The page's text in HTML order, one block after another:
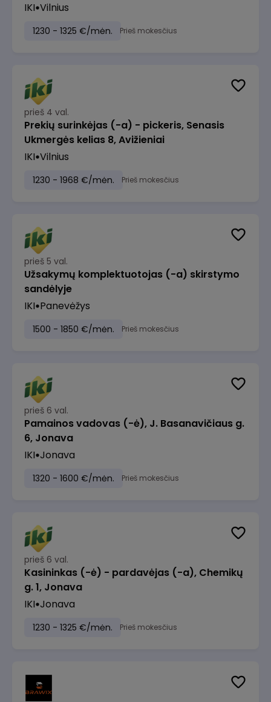
IKI Vilnius
1230 - 1325 €/mėn. Prieš mokesčius
prieš 4 val.
Prekių surinkėjas (-a) - pickeris, Senasis
Ukmergės kelias 8, Avižieniai
IKI Vilnius
1230 - 1968 €/mėn. Prieš mokesčius
prieš 5 val.
Užsakymų komplektuotojas (-a) skirstymo
sandėlyje
IKI Panevėžys
1500 - 1850 €/mėn. Prieš mokesčius
prieš 6 val.
Pamainos vadovas (-ė), J. Basanavičiaus g.
6, Jonava
IKI Jonava
1320 - 1600 €/mėn. Prieš mokesčius
prieš 6 val.
Kasininkas (-ė) - pardavėjas (-a), Chemikų
g. 1, Jonava
IKI Jonava
1230 - 1325 €/mėn. Prieš mokesčius